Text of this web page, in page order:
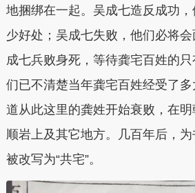
地捆绑在一起。吴成七造反成功
少好处；吴成七失败，他们必将
成七兵败身死，等待龚宅百姓的
们已不清楚当年龚宅百姓经受了
道从此这里的龚姓开始衰败，在
顺岩上及其它地方。几百年后，为
被改写为“共宅”。